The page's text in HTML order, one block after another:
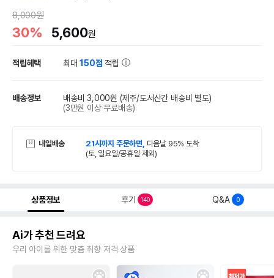
8,000원
30% 5,600원
적립혜택 최대150점 적립
배송정보 배송비 3,000원 (제주/도서산간 배송비 별도)
(3만원 이상 무료배송)
내일배송 21시까지 주문하면, 다음날 95% 도착
(토, 일요일/공휴일 제외)
상품정보 후기 140 Q&A 0
Ai가 추천 드려요
우리 아이를 위한 맞춤 취향 저격 상품